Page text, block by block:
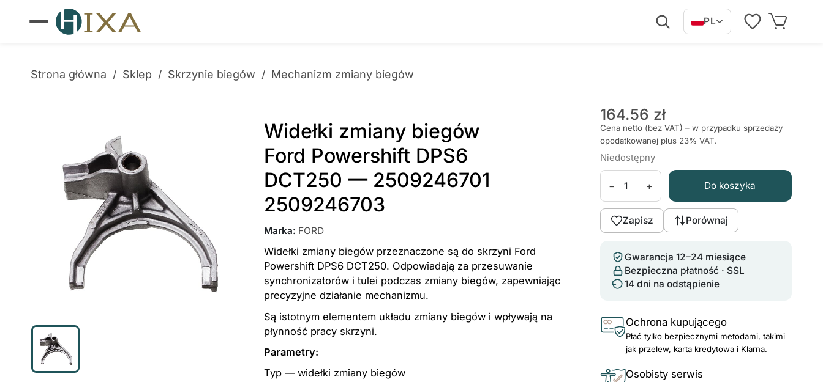
PL
Strona główna / Sklep / Skrzynie biegów / Mechanizm zmiany biegów
Widełki zmiany biegów
Ford Powershift DPS6
DCT250 — 2509246701
2509246703
Marka: FORD
Widełki zmiany biegów przeznaczone są do skrzyni Ford
Powershift DPS6 DCT250. Odpowiadają za przesuwanie
synchronizatorów i tulei podczas zmiany biegów, zapewniając
precyzyjne działanie mechanizmu.
Są istotnym elementem układu zmiany biegów i wpływają na
płynność pracy skrzyni.
Parametry:
Typ — widełki zmiany biegów
164.56 zł
Cena netto (bez VAT) – w przypadku sprzedaży
opodatkowanej plus 23% VAT.
Niedostępny
− + Do koszyka
Zapisz Porównaj
Gwarancja 12–24 miesiące
Bezpieczna płatność · SSL
14 dni na odstąpienie
Ochrona kupującego
Płać tylko bezpiecznymi metodami, takimi
jak przelew, karta kredytowa i Klarna.
Osobisty serwis